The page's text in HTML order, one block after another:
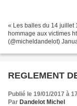
« Les balles du 14 juillet
hommage aux victimes
(@micheldandelot)
REGLEMENT
Publié le 19/01/2017 à
Par Dandelot Michel